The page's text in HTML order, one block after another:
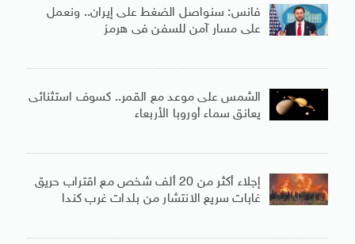
فانس: سنواصل الضغط على إيران.. ونعمل
على مسار آمن للسفن فى هرمز
الشمس على موعد مع القمر.. كسوف استثنائى
يعانق سماء أوروبا الأربعاء
إجلاء أكثر من 20 ألف شخص مع اقتراب حريق
غابات سريع الانتشار من بلدات غرب كندا